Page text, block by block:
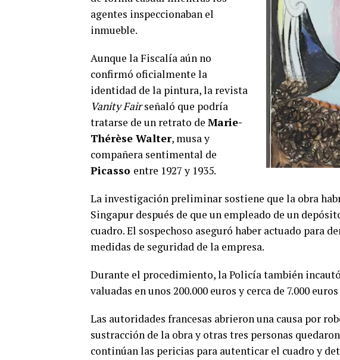
agentes inspeccionaban el
inmueble.
Aunque la Fiscalía aún no
confirmó oficialmente la
identidad de la pintura, la revista
Vanity Fairseñaló que podría
tratarse de un retrato de Marie-
Thérèse Walter, musa y
compañera sentimental de
Picasso entre 1927 y 1935.
La investigación preliminar sostiene que la obra
Singapur después de que un empleado de un
cuadro. El sospechoso aseguró haber actuado para
medidas de seguridad de la empresa.
Durante el procedimiento, la Policía también
valuadas en unos 200.000 euros y cerca de 7.000
Las autoridades francesas abrieron una causa por
sustracción de la obra y otras tres personas
continúan las pericias para autenticar el cuadro y